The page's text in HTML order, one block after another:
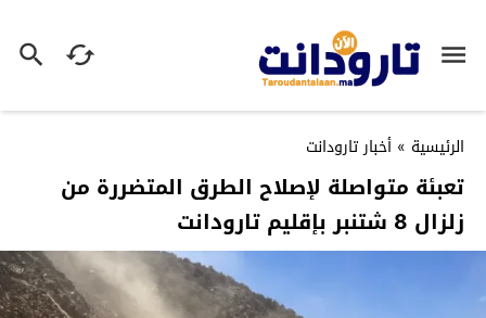
الرئيسية » أخبار تارودانت
تعبئة متواصلة لإصلاح الطرق المتضررة من
زلزال 8 شتنبر بإقليم تارودانت